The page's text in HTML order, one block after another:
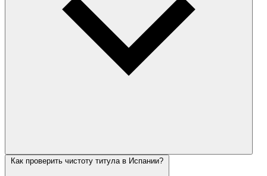
Как проверить чистоту титула в Испании?